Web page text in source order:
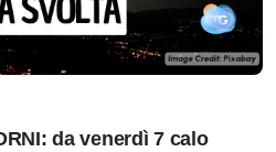
da venerdì 7 calo